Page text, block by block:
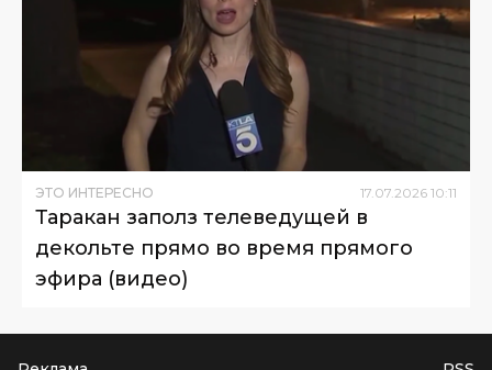
ЭТО ИНТЕРЕСНО 17 07 2026 10:11
Таракан заполз телеведущей в
декольте прямо во время прямого
эфира (видео)